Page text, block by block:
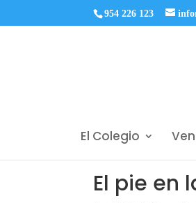
954 226 123
El Colegio
El pie en